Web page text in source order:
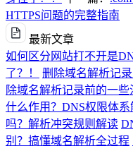
HTTPS问题的完整指南
最新文章
如何区分网站打不开是
了？！
删除域名解析记
除域名解析记录前的一些
什么作用？DNS权限体系
吗？解析冲突规则解读
别？搞懂域名解析全过程